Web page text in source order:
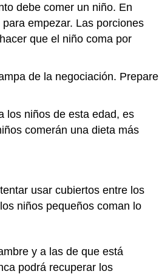
debe comer un niño. En
empezar. Las porciones
que el niño coma por
de la negociación. Prepare
los niños de esta edad, es
comerán una dieta más
usar cubiertos entre los
niños pequeños coman lo
y a las de que está
podrá recuperar los